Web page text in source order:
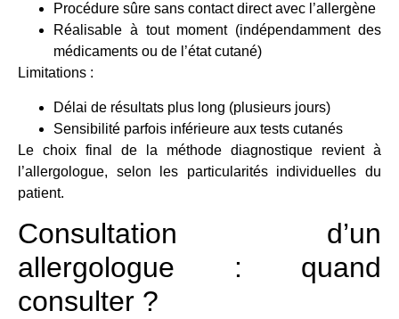
Procédure sûre sans contact direct avec l’allergène
Réalisable à tout moment (indépendamment des
médicaments ou de l’état cutané)
Limitations :
Délai de résultats plus long (plusieurs jours)
Sensibilité parfois inférieure aux tests cutanés
Le choix final de la méthode diagnostique revient à
l’allergologue, selon les particularités individuelles du
patient.
Consultation d’un
allergologue : quand
consulter ?